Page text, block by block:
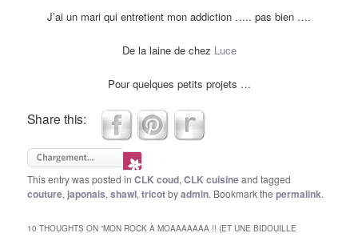
J’ai un mari qui entretient mon addiction ….. pas bien ….
De la laine de chez Luce
Pour quelques petits projets …
Share this:
This entry was posted inCLK coud,CLK cuisineand tagged
couture, japonais,shawl,tricotbyadmin. Bookmark thepermalink.
10 THOUGHTS ON “MON ROCK À MOAAAAAAA !! (ET UNE BIDOUILLE